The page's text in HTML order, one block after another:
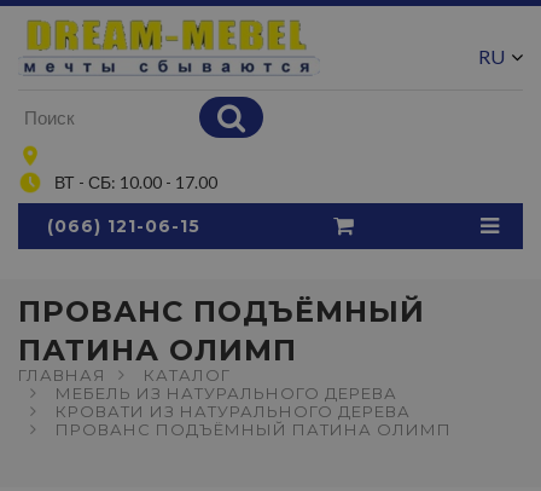
ВТ - СБ: 10.00 - 17.00
RU
(066) 121-06-15
ПРОВАНС ПОДЪЁМНЫЙ
ПАТИНА ОЛИМП
ГЛАВНАЯ
КАТАЛОГ
МЕБЕЛЬ ИЗ НАТУРАЛЬНОГО ДЕРЕВА
КРОВАТИ ИЗ НАТУРАЛЬНОГО ДЕРЕВА
ПРОВАНС ПОДЪЁМНЫЙ ПАТИНА ОЛИМП